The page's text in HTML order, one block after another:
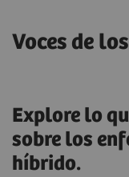
Voces de
Explore lo
sobre los
híbrido.